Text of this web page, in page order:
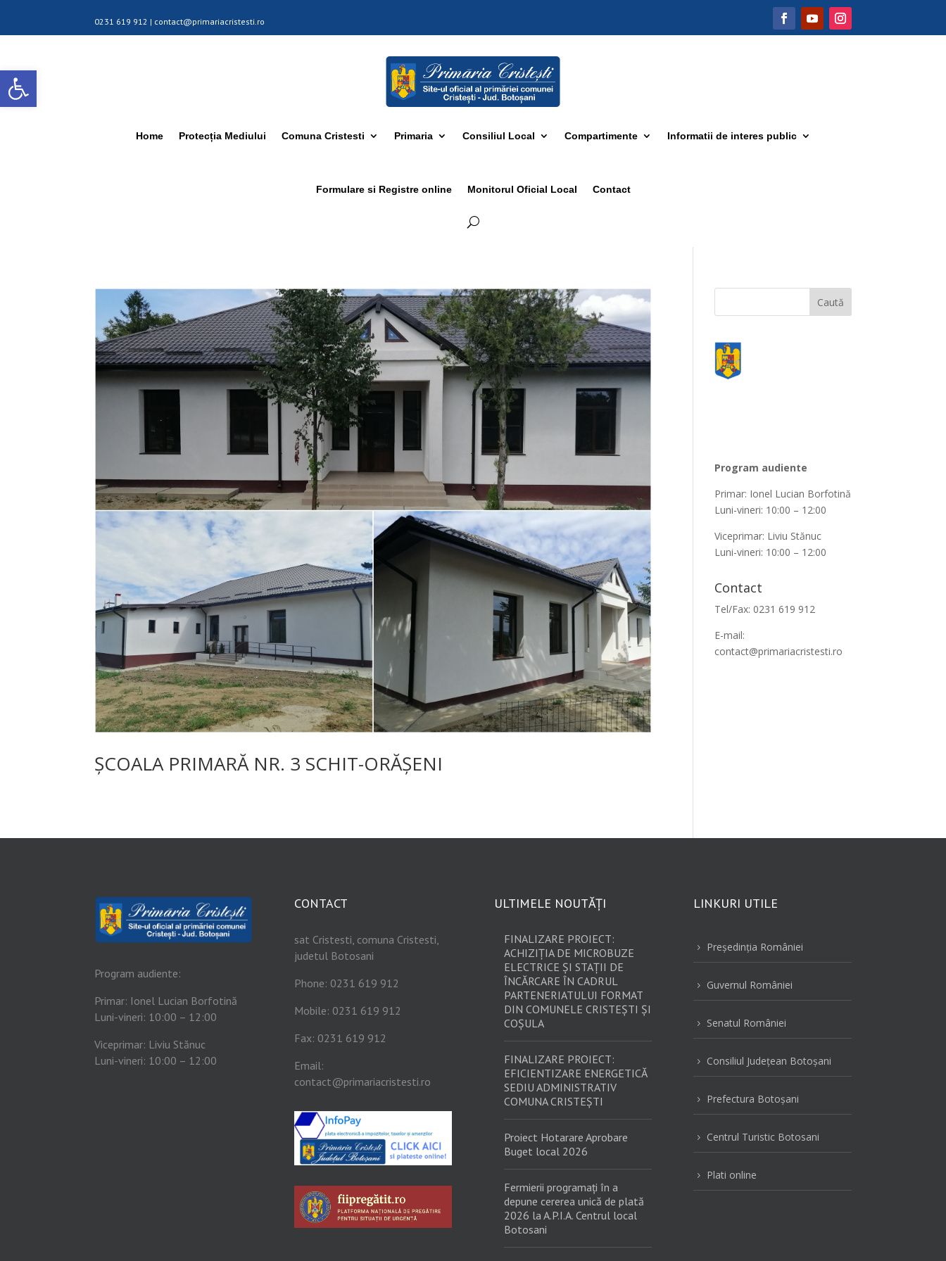
Deschide bara de unelte
0231 619 912 | contact@primariacristesti.ro
Home Protecția Mediului Comuna Cristesti Primaria Consiliul Local Compartimente Informatii de interes public
Formulare si Registre online Monitorul Oficial Local Contact
ȘCOALA PRIMARĂ NR. 3 SCHIT-ORĂȘENI
Program audiente
Primar: Ionel Lucian Borfotină
Luni-vineri: 10:00 – 12:00
Viceprimar: Liviu Stănuc
Luni-vineri: 10:00 – 12:00
Contact
Tel/Fax: 0231 619 912
E-mail:
contact@primariacristesti.ro
Program audiente:
Primar: Ionel Lucian Borfotină
Luni-vineri: 10:00 – 12:00
Viceprimar: Liviu Stănuc
Luni-vineri: 10:00 – 12:00
CONTACT
sat Cristesti, comuna Cristesti,
judetul Botosani
Phone: 0231 619 912
Mobile: 0231 619 912
Fax: 0231 619 912
Email:
contact@primariacristesti.ro
ULTIMELE NOUTĂȚI
FINALIZARE PROIECT:
ACHIZIȚIA DE MICROBUZE
ELECTRICE ȘI STAȚII DE
ÎNCĂRCARE ÎN CADRUL
PARTENERIATULUI FORMAT
DIN COMUNELE CRISTEȘTI ȘI
COȘULA
FINALIZARE PROIECT:
EFICIENTIZARE ENERGETICĂ
SEDIU ADMINISTRATIV
COMUNA CRISTEȘTI
Proiect Hotarare Aprobare
Buget local 2026
Fermierii programați în a
depune cererea unică de plată
2026 la A.P.I.A. Centrul local
Botosani
LINKURI UTILE
5 Preşedinţia României
5 Guvernul României
5 Senatul României
5 Consiliul Judeţean Botoşani
5 Prefectura Botoşani
5 Centrul Turistic Botosani
5 Plati online